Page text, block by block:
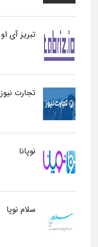
تبریز آی او
تجارت نیوز
نوپانا
سلام نوپا